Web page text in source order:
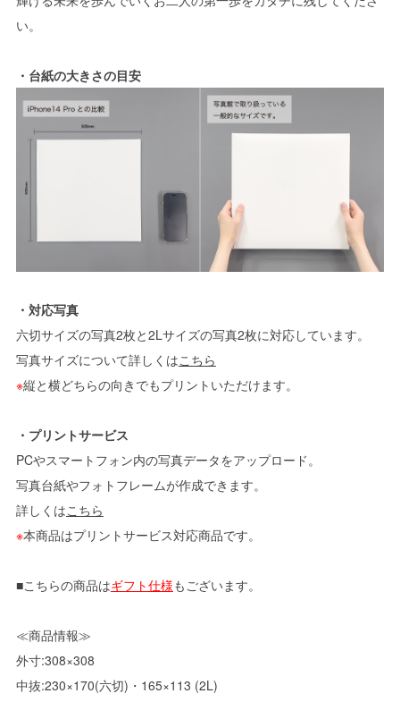
い。
・台紙の大きさの目安
・対応写真
六切サイズの写真2枚と2Lサイズの写真2枚に対応しています。
写真サイズについて詳しくはこちら
※縦と横どちらの向きでもプリントいただけます。
・プリントサービス
PCやスマートフォン内の写真データをアップロード。
写真台紙やフォトフレームが作成できます。
詳しくはこちら
※本商品はプリントサービス対応商品です。
■こちらの商品はギフト仕様もございます。
≪商品情報≫
外寸:308×308
中抜:230×170(六切)・165×113 (2L)